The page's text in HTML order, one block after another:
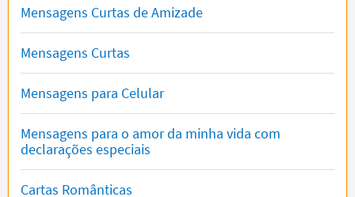
Mensagens Curtas de Amizade
Mensagens Curtas
Mensagens para Celular
Mensagens para o amor da minha vida com
declarações especiais
Cartas Românticas